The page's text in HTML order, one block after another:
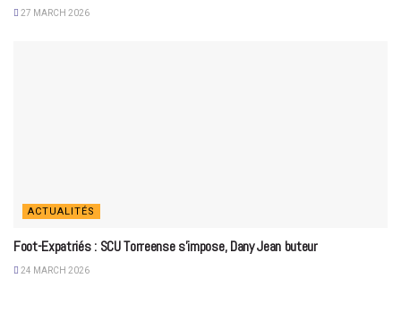
27 MARCH 2026
ACTUALITÉS
Foot-Expatriés : SCU Torreense s’impose, Dany Jean buteur
24 MARCH 2026